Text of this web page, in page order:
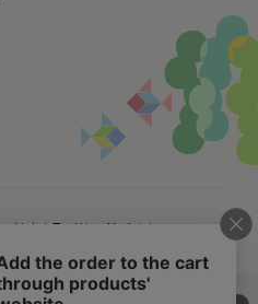
特定商取引法に基づく表示
ポイント規約
法人様向けオンラインショップ